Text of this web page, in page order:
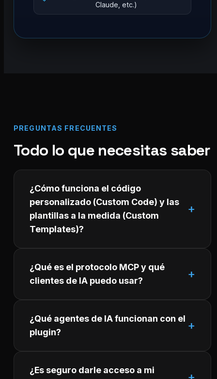
Claude, etc.)
PREGUNTAS FRECUENTES
Todo lo que necesitas saber
¿Cómo funciona el código
personalizado (Custom Code) y las
plantillas a la medida (Custom
Templates)?
¿Qué es el protocolo MCP y qué
clientes de IA puedo usar?
¿Qué agentes de IA funcionan con el
plugin?
¿Es seguro darle acceso a mi